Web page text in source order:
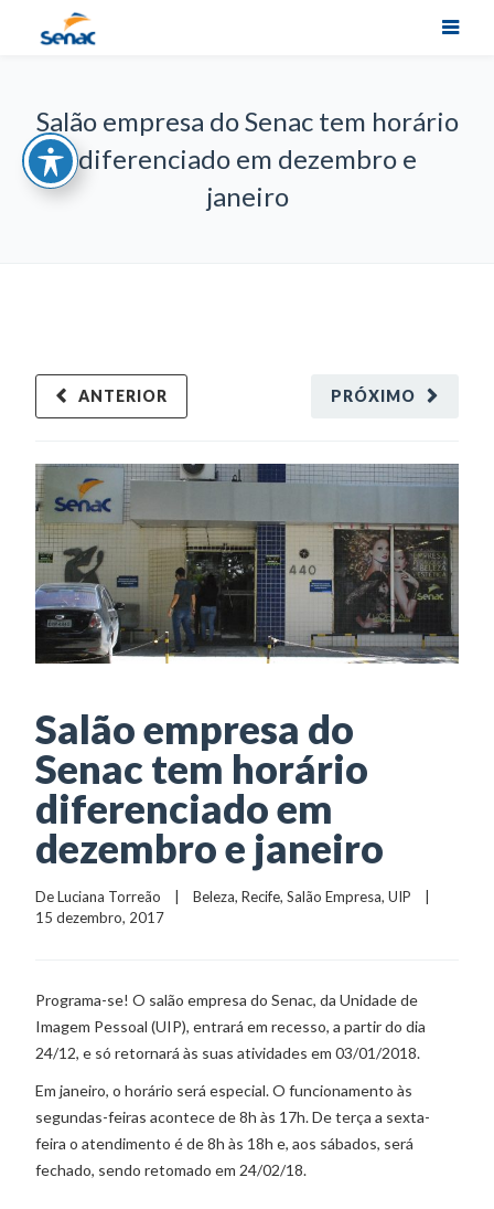
Salão empresa do Senac tem horário
diferenciado em dezembro e
janeiro
PRÓXIMO
ANTERIOR
Salão empresa do
Senac tem horário
diferenciado em
dezembro e janeiro
De Luciana Torreão
    |
Beleza, Recife, Salão Empresa, UIP
15 dezembro, 2017
Programa-se! O salão empresa do Senac, da Unidade de
Imagem Pessoal (UIP), entrará em recesso, a partir do dia
24/12, e só retornará às suas atividades em 03/01/2018.
Em janeiro, o horário será especial. O funcionamento às
segundas-feiras acontece de 8h às 17h. De terça a sexta-
feira o atendimento é de 8h às 18h e, aos sábados, será
fechado, sendo retomado em 24/02/18.